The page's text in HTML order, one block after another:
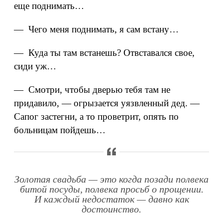
еще поднимать…
— Чего меня поднимать, я сам встану…
— Куда ты там встанешь? Отвставался свое,
сиди уж…
— Смотри, чтобы дверью тебя там не
придавило, — огрызается уязвленный дед. —
Сапог застегни, а то проветрит, опять по
больницам пойдешь…
Золотая свадьба — это когда позади полвека
битой посуды, полвека просьб о прощении.
И каждый недостаток — давно как
достоинство.